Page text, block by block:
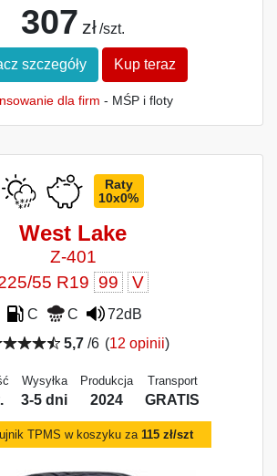
307 zł /szt.
szczegóły Kup teraz
dla firm - MŚP i floty
Raty
10x0%
West Lake
Z-401
55 R19 99 V
C C
72dB
5,7/6 (12 opinii)
Wysyłka
3-5 dni
Produkcja
2024
Transport
GRATIS
TPMS w koszyku za 115 zł/szt